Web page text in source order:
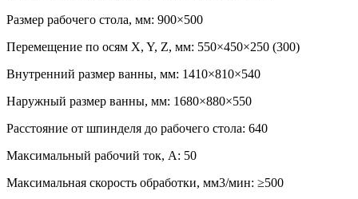
Размер рабочего стола, мм: 900×500
Перемещение по осям X, Y, Z, мм: 550×450×250 (300)
Внутренний размер ванны, мм: 1410×810×540
Наружный размер ванны, мм: 1680×880×550
Расстояние от шпинделя до рабочего стола: 640
Максимальный рабочий ток, А: 50
Максимальная скорость обработки, мм3/мин: ≥500